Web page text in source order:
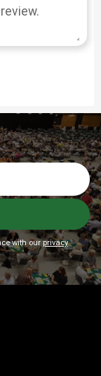
with ourprivacy